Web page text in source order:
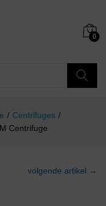
0
/ Centrifuges /
Centrifuge
volgende artikel →